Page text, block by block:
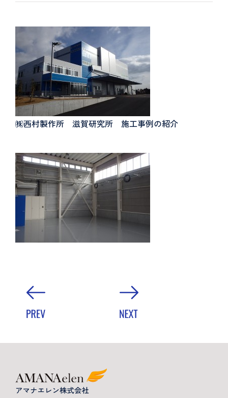
㈱西村製作所 滋賀研究所 施工事例の紹介